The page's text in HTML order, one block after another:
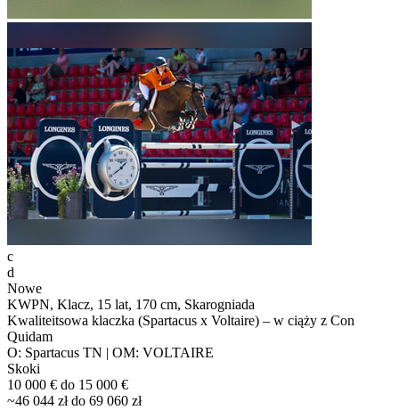
c
d
Nowe
KWPN, Klacz, 15 lat, 170 cm, Skarogniada
Kwaliteitsowa klaczka (Spartacus x Voltaire) – w ciąży z Con
Quidam
O: Spartacus TN | OM: VOLTAIRE
Skoki
10 000 € do 15 000 €
~46 044 zł do 69 060 zł